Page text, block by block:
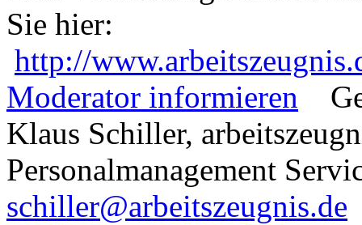
Sie hier:
http://
Moderator informieren
Klaus Schiller,
Personalmanagement
schiller@arbeitszeugnis.de